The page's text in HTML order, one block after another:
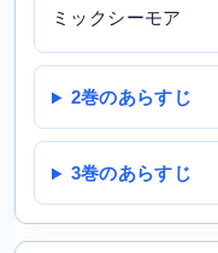
ミックシーモア
2巻のあらすじ
3巻のあらすじ